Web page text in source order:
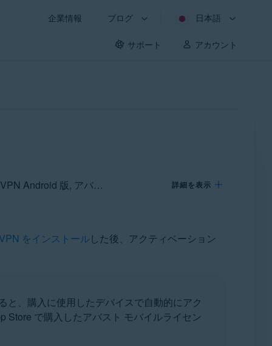
企業情報 ブログ 日本語
サポート アカウント
対象: アバスト セキュアライン VPN Windows 版, アバスト セキュアライン VPN Mac 版, アバスト セキュアライン VPN Android 版, アバスト セキュアライン VPN iOS 版 詳細を表示
をインストールした後、アクティベーション
と、購入に使用したデバイスで自動的にアク
Store で購入したアバスト モバイルライセン